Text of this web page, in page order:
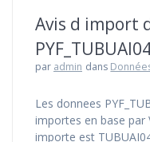
Avis d import
par admin dans
Les donnees
importes en base par
importe est